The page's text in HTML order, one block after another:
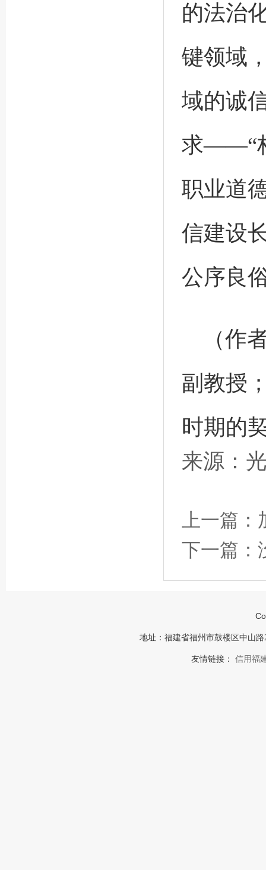
的法治
键领域
域的诚
求——“
职业道
信建设
公序良
（作
副教授
时期的
来源：
上一篇：
下一篇：
地址：福建省福州市鼓楼区中山
友情链接： 信用福